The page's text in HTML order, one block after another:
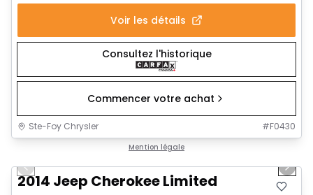
Voir les détails
Consultez l'historique
Commencer votre achat
Ste-Foy Chrysler #F0430
Mention légale
Previous slide Next
2014 Jeep Cherokee Limited